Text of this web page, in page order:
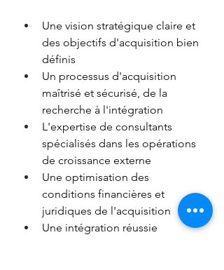
Une vision stratégique claire et
des objectifs d'acquisition bien
définis
Un processus d'acquisition
maîtrisé et sécurisé, de la
recherche à l'intégration
L'expertise de consultants
spécialisés dans les opérations
de croissance externe
Une optimisation des
conditions financières et
juridiques de l'acquisition
Une intégration réussie